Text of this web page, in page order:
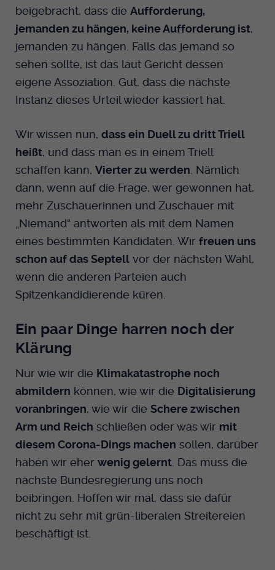
beigebracht, dass die Aufforderung,
jemanden zu hängen, keine Aufforderung ist,
jemanden zu hängen. Falls das jemand so
sehen sollte, ist das laut Gericht dessen
eigene Assoziation. Gut, dass die nächste
Instanz dieses Urteil wieder kassiert hat.
Wir wissen nun, dass ein Duell zu dritt Triell
heißt, und dass man es in einem Triell
schaffen kann, Vierter zu werden . Nämlich
dann, wenn auf die Frage, wer gewonnen hat,
mehr Zuschauerinnen und Zuschauer mit
„Niemand“ antworten als mit dem Namen
eines bestimmten Kandidaten. Wir freuen uns
schon auf das Septell vor der nächsten Wahl,
wenn die anderen Parteien auch
Spitzenkandidierende küren.
Ein paar Dinge harren noch der
Klärung
Nur wie wir die Klimakatastrophe noch
abmildern können, wie wir die Digitalisierung
voranbringen, wie wir die Schere zwischen
Arm und Reich schließen oder was wir mit
diesem Corona-Dings machen sollen, darüber
haben wir eher wenig gelernt . Das muss die
nächste Bundesregierung uns noch
beibringen. Hoffen wir mal, dass sie dafür
nicht zu sehr mit grün-liberalen Streitereien
beschäftigt ist.
Zweck
Dieser Cookie wird genutzt um
Backend eingelogged ist und die Seite
bearbeiten darf.
Name
Laufzeit
Zweck
Dieser Cookie wird genutzt um
festzustellen ob ein Benutzer im TYPO3
Frontend eingelogged ist und die Seite
Name PHPSESSID
Anbieter EKHN
Zweck
PHP Daten Identifikator, der gesetzt wird
Name uid
Laufzeit Ende der Sitzung
Zweck
Webseite.
Name _pk_id.424
Anbieter Medienhaus der EKHN GmbH
Laufzeit 13 Monate
Name _pk_ses.424
Laufzeit 30 Minuten
Zweck
Informationen über den Besuch.
Name mtm_cookie_consent
Laufzeit
Zweck
Speicherung der Cookie Constent
Cookie-Informationen anzeigen
Marketing
Name _fbp
Laufzeit 3 Monate
Anzeigen / Ads
Cookie-Informationen anzeigen
Youtube
Facebook
Twitter
Spotify
Giphy